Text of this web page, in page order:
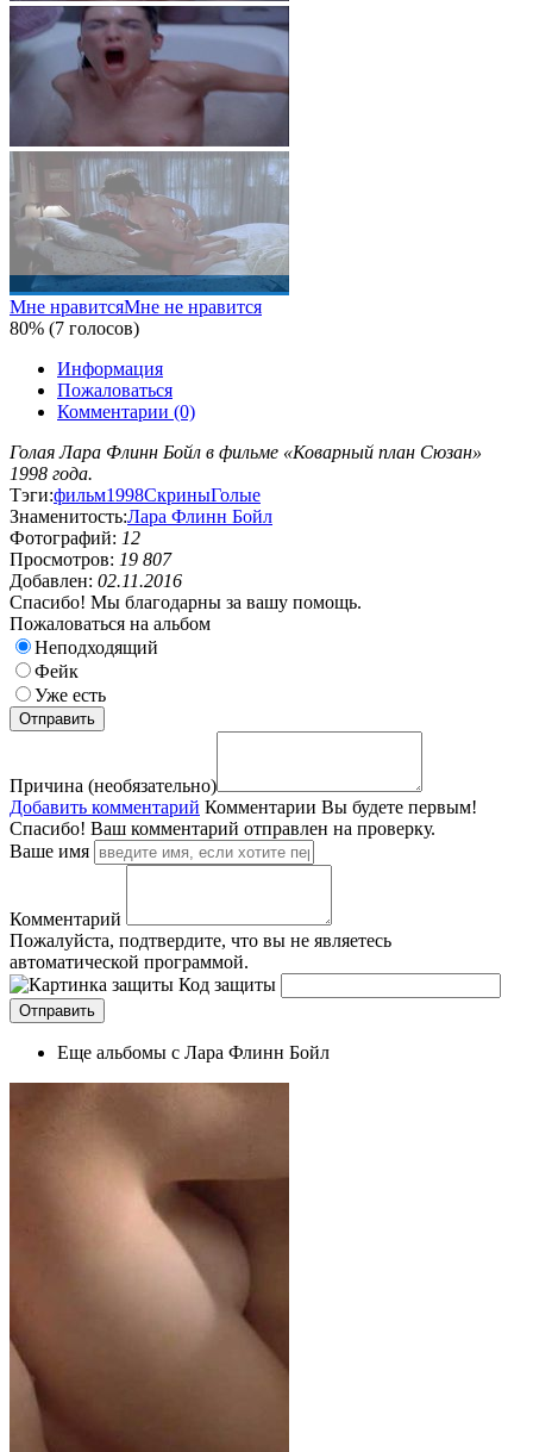
Мне нравитсяМне не нравится
80% (7 голосов)
Информация
Пожаловаться
Комментарии (0)
Голая Лара Флинн Бойл в фильме «Коварный план Сюзан»
1998 года.
Тэги:фильм1998СкриныГолые
Знаменитость:Лара Флинн Бойл
Фотографий: 12
Просмотров: 19 807
Добавлен: 02.11.2016
Спасибо! Мы благодарны за вашу помощь.
Пожаловаться на альбом
Неподходящий
Фейк
Уже есть
Причина (необязательно)
Добавить комментарий Комментарии Вы будете первым!
Спасибо! Ваш комментарий отправлен на проверку.
Ваше имя
Комментарий
Пожалуйста, подтвердите, что вы не являетесь
автоматической программой.
Код защиты
Еще альбомы с Лара Флинн Бойл